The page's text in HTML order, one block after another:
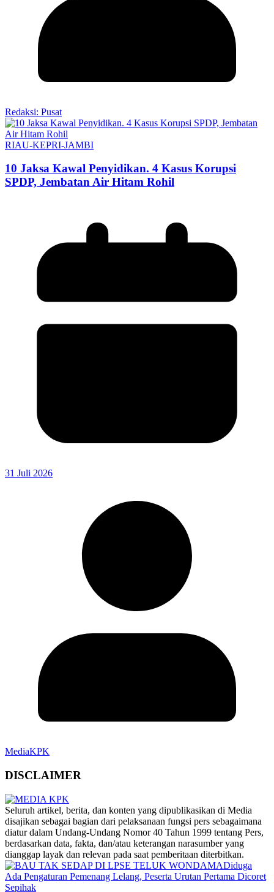
Redaksi: Pusat
RIAU-KEPRI-JAMBI
10 Jaksa Kawal Penyidikan. 4 Kasus Korupsi
SPDP, Jembatan Air Hitam Rohil
31 Juli 2026
MediaKPK
DISCLAIMER
‎Seluruh artikel, berita, dan konten yang dipublikasikan di Media
disajikan sebagai bagian dari pelaksanaan fungsi pers sebagaimana
diatur dalam Undang-Undang Nomor 40 Tahun 1999 tentang Pers,
berdasarkan data, fakta, dan/atau keterangan narasumber yang
dianggap layak dan relevan pada saat pemberitaan diterbitkan.